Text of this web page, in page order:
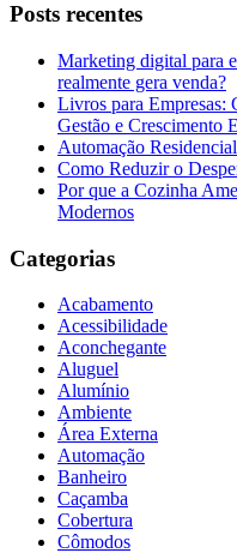
Posts recentes
Marketing digital para
realmente gera venda?
Livros para Empresas:
Gestão e Crescimento
Automação
Como Reduzir o
Por que a Cozinha
Modernos
Categorias
Acabamento
Acessibilidade
Aconchegante
Aluguel
Alumínio
Ambiente
Área Externa
Automação
Banheiro
Caçamba
Cobertura
Cômodos